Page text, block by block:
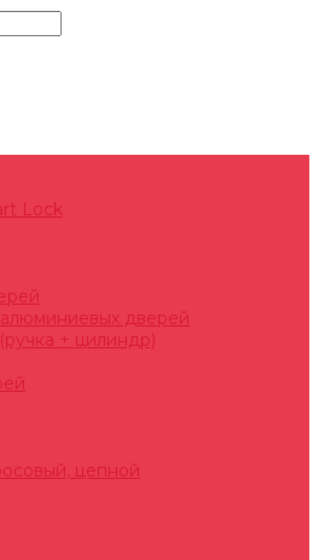
Lock
дверей
+ цилиндр)
цепной